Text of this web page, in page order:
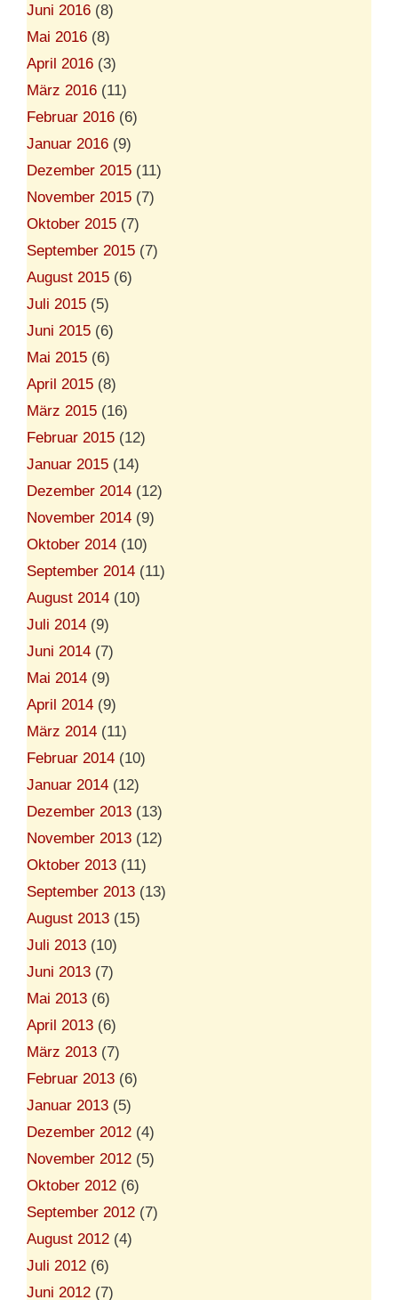
Juni 2016 (8)
Mai 2016 (8)
April 2016 (3)
März 2016 (11)
Februar 2016 (6)
Januar 2016 (9)
Dezember 2015 (11)
November 2015 (7)
Oktober 2015 (7)
September 2015 (7)
August 2015 (6)
Juli 2015 (5)
Juni 2015 (6)
Mai 2015 (6)
April 2015 (8)
März 2015 (16)
Februar 2015 (12)
Januar 2015 (14)
Dezember 2014 (12)
November 2014 (9)
Oktober 2014 (10)
September 2014 (11)
August 2014 (10)
Juli 2014 (9)
Juni 2014 (7)
Mai 2014 (9)
April 2014 (9)
März 2014 (11)
Februar 2014 (10)
Januar 2014 (12)
Dezember 2013 (13)
November 2013 (12)
Oktober 2013 (11)
September 2013 (13)
August 2013 (15)
Juli 2013 (10)
Juni 2013 (7)
Mai 2013 (6)
April 2013 (6)
März 2013 (7)
Februar 2013 (6)
Januar 2013 (5)
Dezember 2012 (4)
November 2012 (5)
Oktober 2012 (6)
September 2012 (7)
August 2012 (4)
Juli 2012 (6)
Juni 2012 (7)